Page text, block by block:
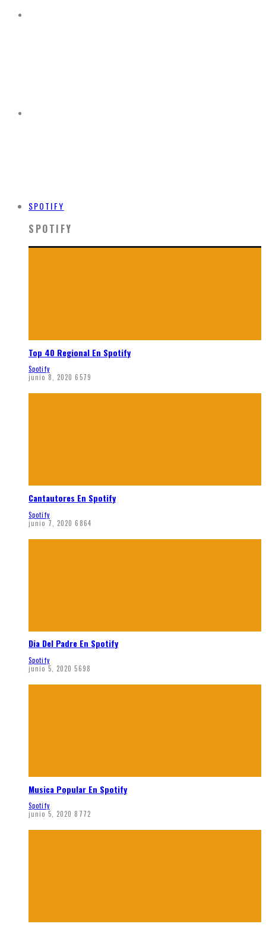
SPOTIFY
SPOTIFY
Top 40 Regional En Spotify
Spotify
junio 8, 2020 6579
Cantautores En Spotify
Spotify
junio 7, 2020 6864
Dia Del Padre En Spotify
Spotify
junio 5, 2020 5698
Musica Popular En Spotify
Spotify
junio 5, 2020 8772